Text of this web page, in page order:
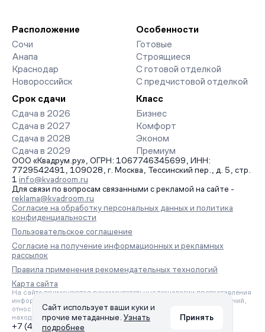
Расположение
Сочи
Анапа
Краснодар
Новороссийск
Особенности
Готовые
Строящиеся
С готовой отделкой
С предчистовой отделкой
Срок сдачи
Сдача в 2026
Сдача в 2027
Сдача в 2028
Сдача в 2029
Класс
Бизнес
Комфорт
Эконом
Премиум
ООО «Квадрум.ру», ОГРН: 1067746345699, ИНН:
7729542491, 109028, г. Москва, Тессинский пер., д. 5, стр.
1 info@kvadroom.ru
Для связи по вопросам связанными с рекламой на сайте -
reklama@kvadroom.ru
Согласие на обработку персональных данных и политика
конфиденциальности
Пользовательское соглашение
Согласие на получение информационных и рекламных
рассылок
Правила применения рекомендательных технологий
Карта сайта
На сайте применяются рекомендательные технологии предоставления
информации на основе сбора, систематизации и анализа сведений,
относящихся к предпочтениям пользователей сети «Интернет»,
находящихся на территории Российской Федерации.
+7 (495) 157-88-80
Сайт использует ваши куки и
прочие метаданные. Узнать
подробнее
Принять